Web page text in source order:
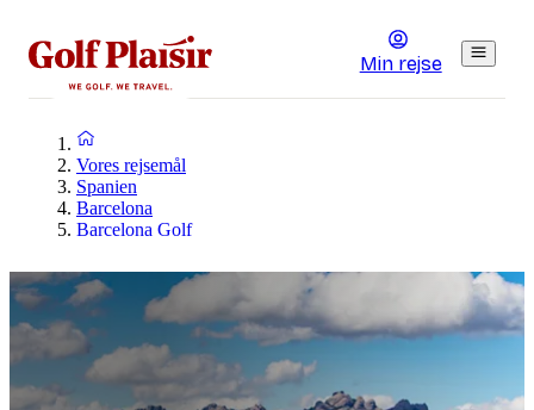
Min rejse
Vores rejsemål
Spanien
Barcelona
Barcelona Golf